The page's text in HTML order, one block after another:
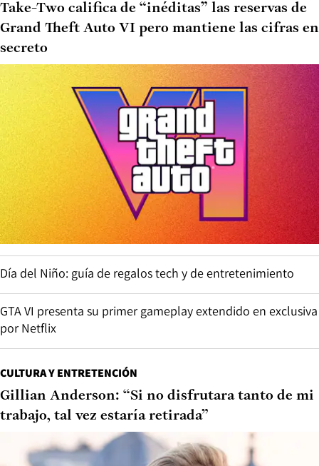
Take-Two califica de “inéditas” las reservas de
Grand Theft Auto VI pero mantiene las cifras en
secreto
Día del Niño: guía de regalos tech y de entretenimiento
GTA VI presenta su primer gameplay extendido en exclusiva
por Netflix
CULTURA Y ENTRETENCIÓN
Gillian Anderson: “Si no disfrutara tanto de mi
trabajo, tal vez estaría retirada”